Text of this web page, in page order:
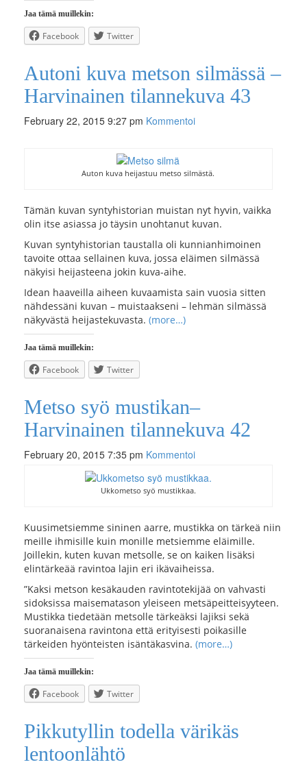
Jaa tämä muillekin:
Facebook Twitter
Autoni kuva metson silmässä –
Harvinainen tilannekuva 43
February 22, 2015 9:27 pm Kommentoi
Auton kuva heijastuu metso silmästä.
Tämän kuvan syntyhistorian muistan nyt hyvin, vaikka
olin itse asiassa jo täysin unohtanut kuvan.
Kuvan syntyhistorian taustalla oli kunnianhimoinen
tavoite ottaa sellainen kuva, jossa eläimen silmässä
näkyisi heijasteena jokin kuva-aihe.
Idean haaveilla aiheen kuvaamista sain vuosia sitten
nähdessäni kuvan – muistaakseni – lehmän silmässä
näkyvästä heijastekuvasta. (more…)
Jaa tämä muillekin:
Facebook Twitter
Metso syö mustikan–
Harvinainen tilannekuva 42
February 20, 2015 7:35 pm Kommentoi
Ukkometso syö mustikkaa.
Kuusimetsiemme sininen aarre, mustikka on tärkeä niin
meille ihmisille kuin monille metsiemme eläimille.
Joillekin, kuten kuvan metsolle, se on kaiken lisäksi
elintärkeää ravintoa lajin eri ikävaiheissa.
”Kaksi metson kesäkauden ravintotekijää on vahvasti
sidoksissa maisematason yleiseen metsäpeitteisyyteen.
Mustikka tiedetään metsolle tärkeäksi lajiksi sekä
suoranaisena ravintona että erityisesti poikasille
tärkeiden hyönteisten isäntäkasvina. (more…)
Jaa tämä muillekin:
Facebook Twitter
Pikkutyllin todella värikäs
lentoonlähtö